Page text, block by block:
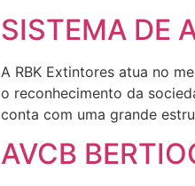
SISTEMA DE
A RBK Extintores atua no
o reconhecimento da
conta com uma grande
AVCB